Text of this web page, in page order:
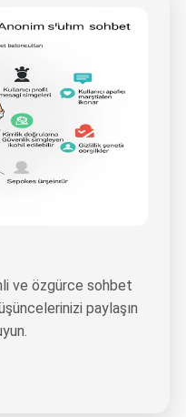
ve özgürce sohbet
paylaşın